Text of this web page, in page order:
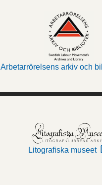
Arbetarrörelsens arkiv och
Litografiska museet